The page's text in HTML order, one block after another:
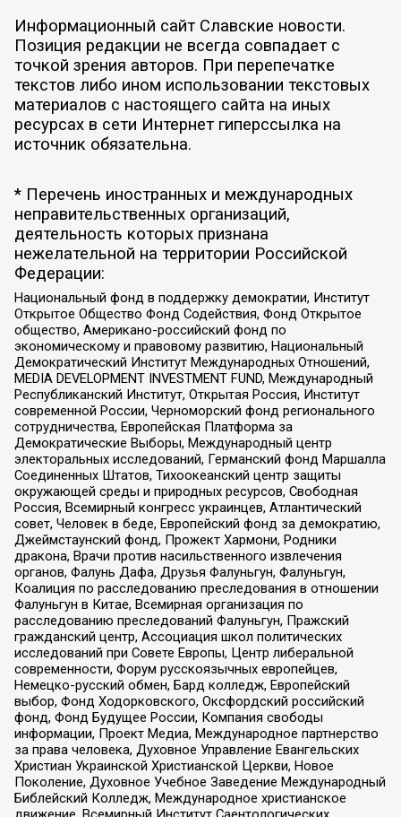
Информационный сайт Славские новости.
Позиция редакции не всегда совпадает с
точкой зрения авторов. При перепечатке
текстов либо ином использовании текстовых
материалов с настоящего сайта на иных
ресурсах в сети Интернет гиперссылка на
источник обязательна.
* Перечень иностранных и международных
неправительственных организаций,
деятельность которых признана
нежелательной на территории Российской
Федерации:
Национальный фонд в поддержку демократии, Институт
Открытое Общество Фонд Содействия, Фонд Открытое
общество, Американо-российский фонд по
экономическому и правовому развитию, Национальный
Демократический Институт Международных Отношений,
MEDIA DEVELOPMENT INVESTMENT FUND, Международный
Республиканский Институт, Открытая Россия, Институт
современной России, Черноморский фонд регионального
сотрудничества, Европейская Платформа за
Демократические Выборы, Международный центр
электоральных исследований, Германский фонд Маршалла
Соединенных Штатов, Тихоокеанский центр защиты
окружающей среды и природных ресурсов, Свободная
Россия, Всемирный конгресс украинцев, Атлантический
совет, Человек в беде, Европейский фонд за демократию,
Джеймстаунский фонд, Прожект Хармони, Родники
дракона, Врачи против насильственного извлечения
органов, Фалунь Дафа, Друзья Фалуньгун, Фалуньгун,
Коалиция по расследованию преследования в отношении
Фалуньгун в Китае, Всемирная организация по
расследованию преследований Фалуньгун, Пражский
гражданский центр, Ассоциация школ политических
исследований при Совете Европы, Центр либеральной
современности, Форум русскоязычных европейцев,
Немецко-русский обмен, Бард колледж, Европейский
выбор, Фонд Ходорковского, Оксфордский российский
фонд, Фонд Будущее России, Компания свободы
информации, Проект Медиа, Международное партнерство
за права человека, Духовное Управление Евангельских
Христиан Украинской Христианской Церкви, Новое
Поколение, Духовное Учебное Заведение Международный
Библейский Колледж, Международное христианское